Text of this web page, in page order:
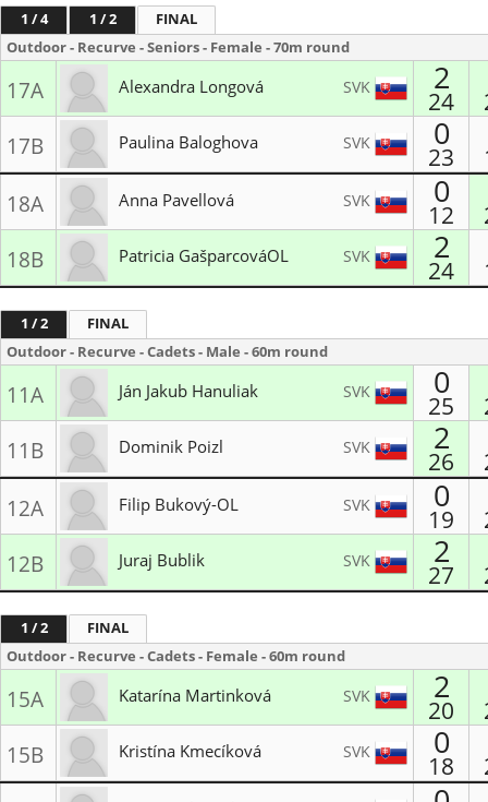
1 / 4 1 / 2
FINAL
Outdoor - Recurve - Seniors - Female - 70m round
17A Alexandra Longová SVK 2
24
17B Paulina Baloghova
Blue Arrows Viničné
SVK 0
23
18A Anna Pavellová SVK 0
12
18B Patricia GašparcováOL
LK Perún
SVK 2
24
1 / 2
FINAL
Outdoor - Recurve - Cadets - Male - 60m round
11A Ján Jakub Hanuliak SVK 0
25
11B Dominik Poizl
Blue Arrows Viničné
SVK 2
26
12A Filip Bukový-OL SVK 0
19
12B Juraj Bublik
MŠK Kežmarok
SVK 2
27
1 / 2
FINAL
Outdoor - Recurve - Cadets - Female - 60m round
15A Katarína Martinková SVK 2
20
15B Kristína Kmecíková
LK Reflex Žilina
SVK 0
18